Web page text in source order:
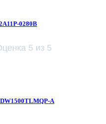
0280B
5 из 5
A